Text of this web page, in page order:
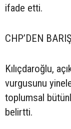
ifade etti.
CHP’DEN
Kılıçdaroğlu,
vurgusunu
toplumsal
belirtti.